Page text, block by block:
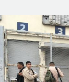
LATFEMLAB.
PRODUCTOS
COMUNIDAD